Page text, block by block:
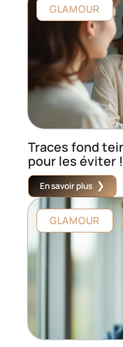
GLAMOUR
Traces fond
pour les éviter !
En savoir plus
GLAMOUR